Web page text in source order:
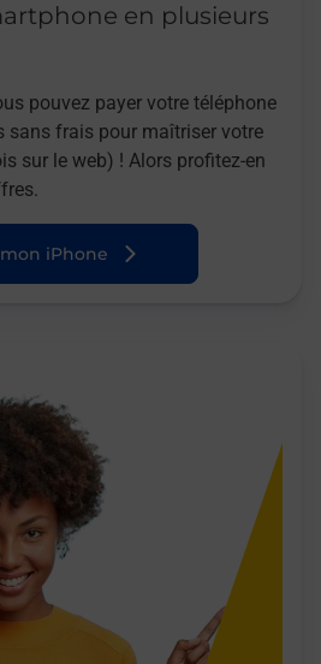
en plusieurs
pouvez payer votre téléphone
sans frais pour maîtriser votre
sur le web) ! Alors profitez-en
iPhone